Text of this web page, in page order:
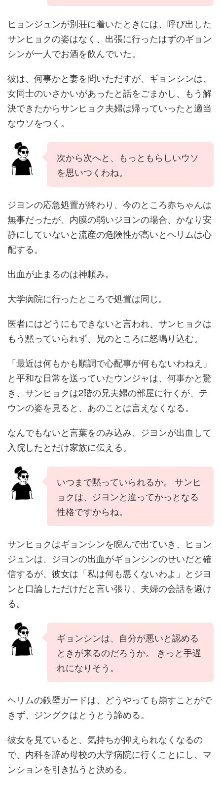
ヒョンジュンが別荘に着いたときには、呼び出した
サンヒョクの姿はなく、出張に行ったはずのギョン
シンが一人でお酒を飲んでいた。
彼は、何事かと妻を問いただすが、ギョンシンは、
女同士のいさかいがあったと話をごまかし、もう解
決できたからサンヒョク夫婦は帰っていったと適当
なウソをつく。
次から次へと、もっともらしいウソ
を思いつくわね。
ジヨンの応急処置が終わり、今のところ赤ちゃんは
無事だったが、内膜の弱いジヨンの場合、かなり安
静にしていないと流産の危険性が高いとヘリムは心
配する。
出血が止まるのは神頼み。
大学病院に行ったところで処置は同じ。
医者にはどうにもできないと言われ、サンヒョクは
もう黙っていられず、兄のところに怒鳴り込む。
「最近は何もかも順調で心配事が何もないわねえ」
と平和な日常を送っていたウンジャは、何事かと驚
き、サンヒョクは2階の兄夫婦の部屋に行くが、テ
ウンの姿を見ると、あのことは言えなくなる。
なんでもないと言葉をのみ込み、ジヨンが出血して
入院したとだけ家族に伝える。
いつまで黙っていられるか。 サンヒ
ョクは、ジヨンと違ってかっとなる
性格ですからね。
サンヒョクはギョンシンを睨んで出ていき、ヒョン
ジュンは、ジヨンの出血がギョンシンのせいだと確
信するが、彼女は「私は何も悪くないわよ」とジヨ
ンと口論しただけだと言い張り、夫婦の会話を避け
る。
ギョンシンは、自分が悪いと認める
ときが来るのだろうか。 きっと手遅
れになりそう。
ヘリムの鉄壁ガードは、どうやっても崩すことがで
きず、ジングクはとうとう諦める。
彼女を見ていると、気持ちが抑えられなくなるの
で、内科を辞め母校の大学病院に行くことにし、マ
ンションを引き払うと決める。